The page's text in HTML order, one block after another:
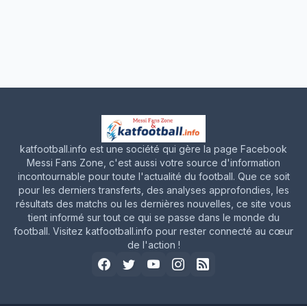
katfootball.info est une société qui gère la page Facebook
Messi Fans Zone, c'est aussi votre source d'information
incontournable pour toute l'actualité du football. Que ce soit
pour les derniers transferts, des analyses approfondies, les
résultats des matchs ou les dernières nouvelles, ce site vous
tient informé sur tout ce qui se passe dans le monde du
football. Visitez katfootball.info pour rester connecté au cœur
de l'action !